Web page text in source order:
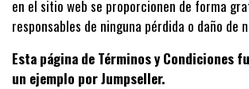
en el sitio web se proporcionen de forma
responsables de ninguna pérdida o daño de
Esta página de Términos y Condiciones
un ejemplo por Jumpseller.